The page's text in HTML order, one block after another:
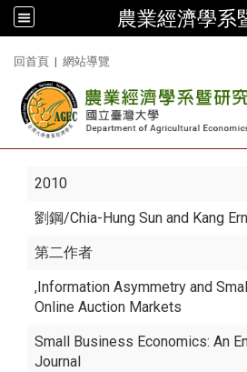
農業經濟學系
回首頁 | 網站導覽
2010
劉鋼/Chia-Hung Sun and Kang
第二作者
,Information Asymmetry and
Online Auction Markets
Small Business Economics: An
Journal